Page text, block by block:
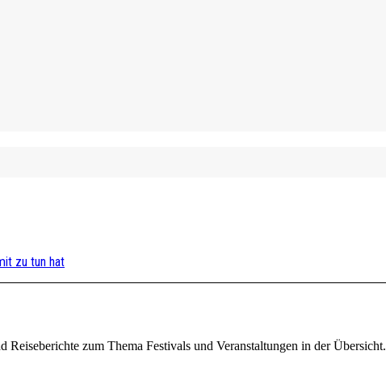
zu tun hat
zum Thema Festivals und Veranstaltungen in der Übersicht.